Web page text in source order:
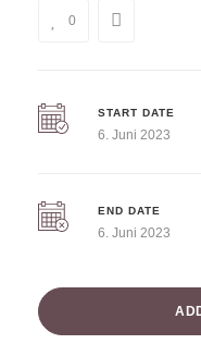
0
START DATE
6. Juni 2023
END DATE
6. Juni 2023